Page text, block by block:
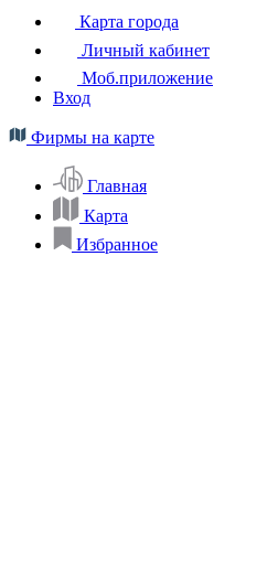
Карта города
Личный кабинет
Моб.приложение
Вход
Фирмы на карте
Главная
Карта
Избранное